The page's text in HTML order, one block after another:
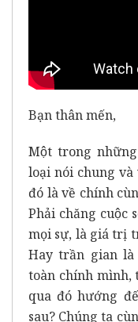
Bạn thân mến,
Một trong
loại nói chung
đó là về chính
Phải chăng cuộc
mọi sự, là giá trị
Hay trần gian
toàn chính mình,
qua đó hướng
sau? Chúng ta